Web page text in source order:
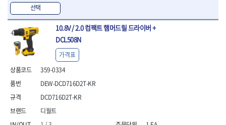
절연.전설.방폭공구
- 절연옵셋렌치
- 절연연결대
- 절연드라이버
- 절연스패너
- 절연T렌치
- 절연별소켓
- 절연별비트소켓
- 절연육각비트소켓
- 절연라쳇핸들
선택
10.8V / 2.0 컴팩트 햄머드릴 드라이버 +
DCL508N
359-0334
디월트
DEW-DCD716D2T-KR
DCD716D2T-KR
가격표